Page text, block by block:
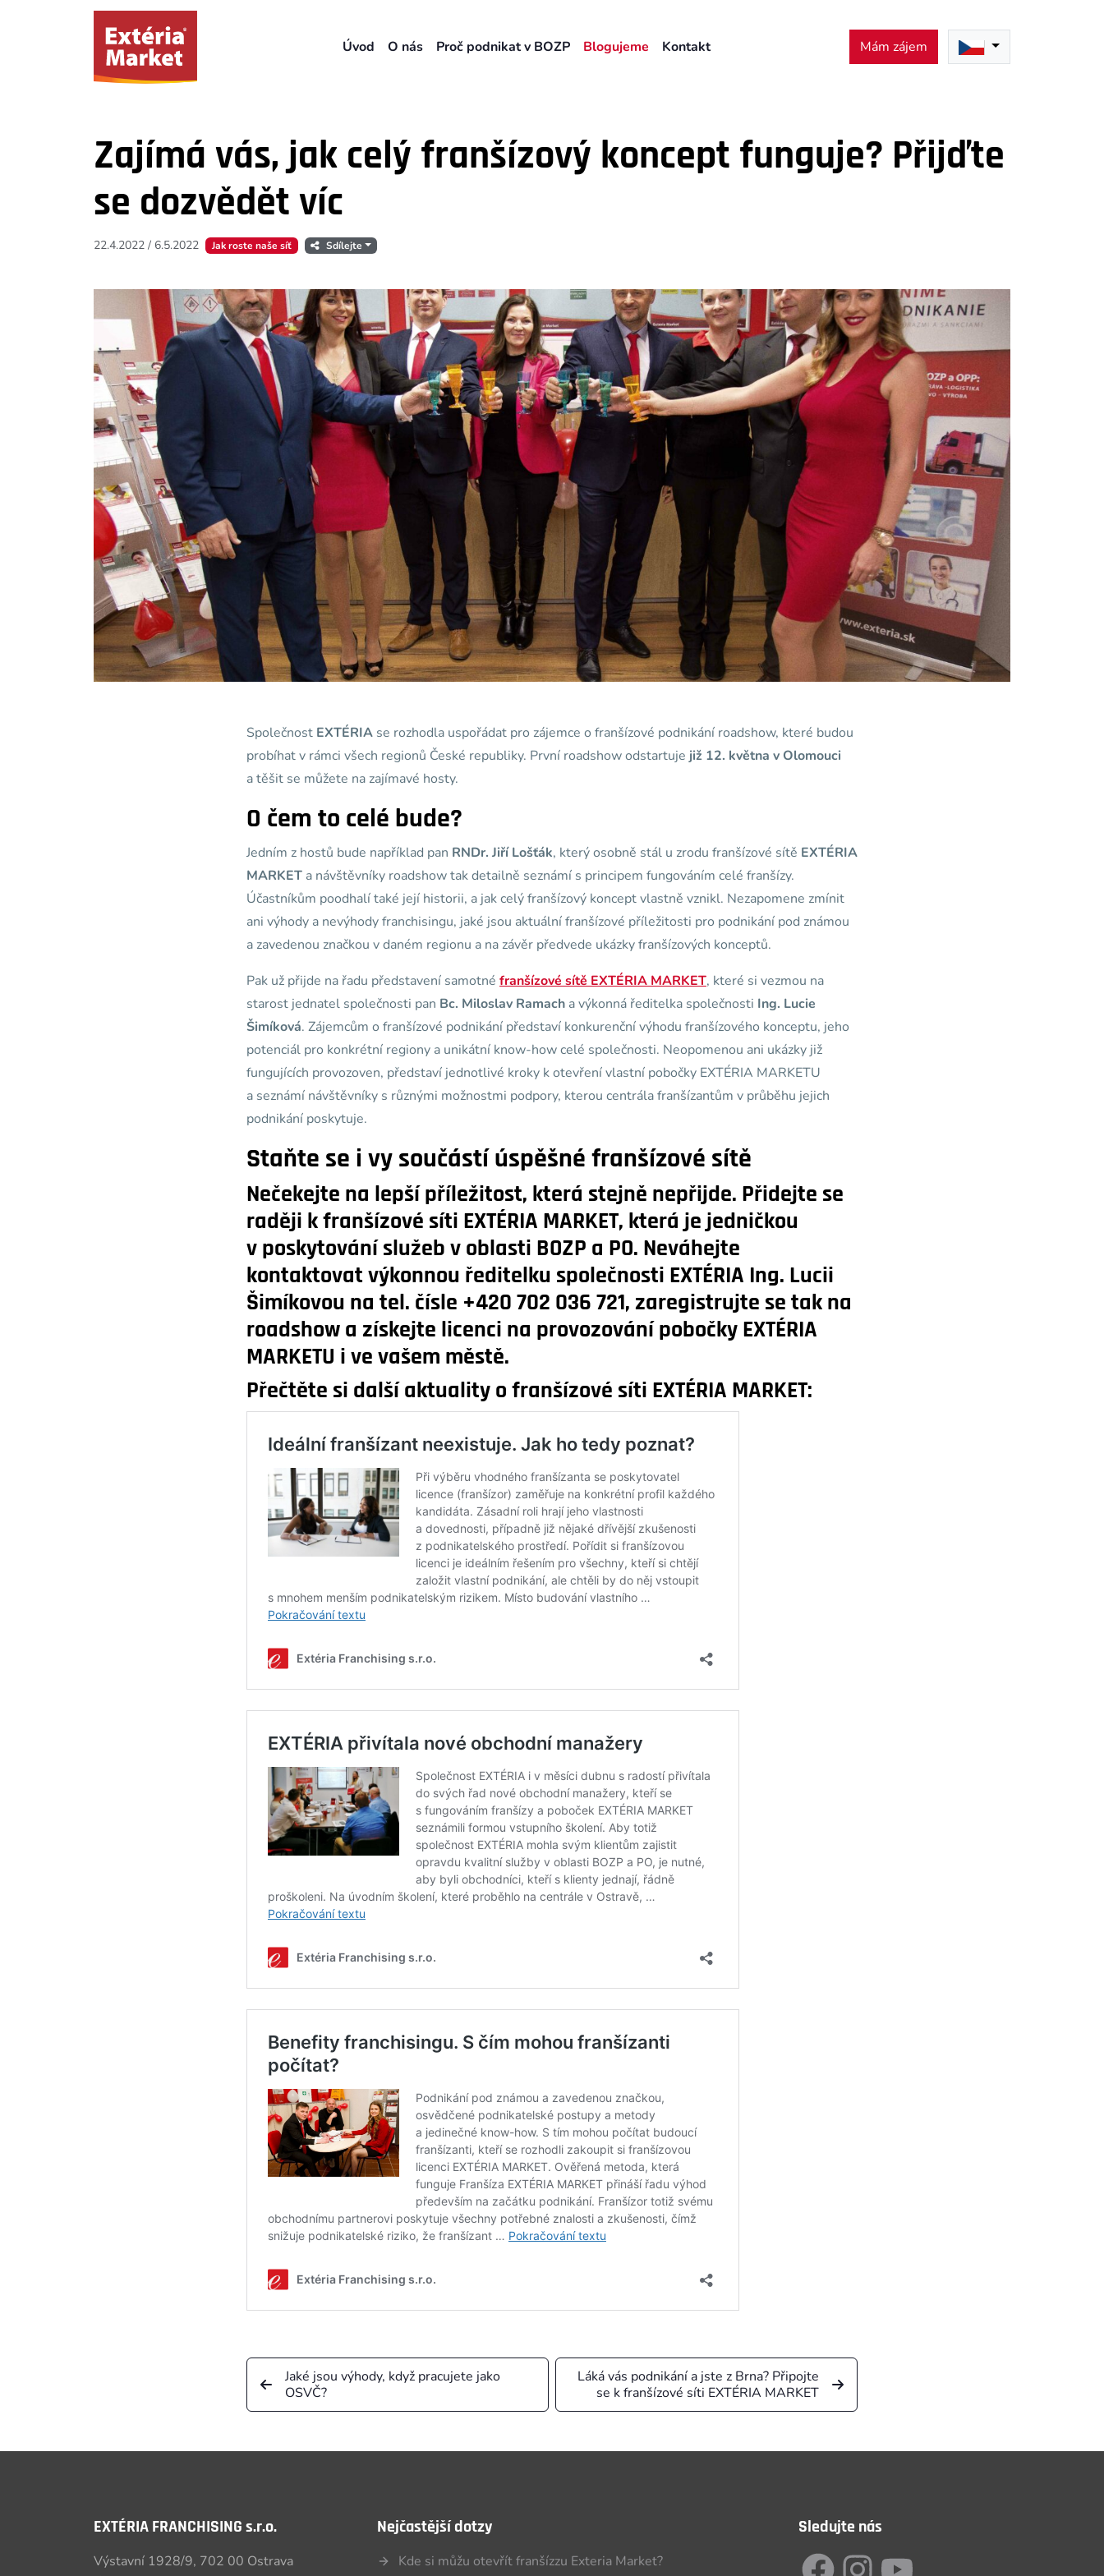
Úvod O nás Proč podnikat v BOZP Blogujeme Kontakt Mám zájem
Zajímá vás, jak celý franšízový koncept funguje? Přijďte
se dozvědět víc
22.4.2022 / 6.5.2022 Jak roste naše síť Sdílejte
Společnost EXTÉRIA se rozhodla uspořádat pro zájemce o franšízové podnikání roadshow, které budou
probíhat v rámci všech regionů České republiky. První roadshow odstartuje již 12. května v Olomouci
a těšit se můžete na zajímavé hosty.
O čem to celé bude?
Jedním z hostů bude například pan RNDr. Jiří Lošťák, který osobně stál u zrodu franšízové sítě EXTÉRIA
MARKET a návštěvníky roadshow tak detailně seznámí s principem fungováním celé franšízy.
Účastníkům poodhalí také její historii, a jak celý franšízový koncept vlastně vznikl. Nezapomene zmínit
ani výhody a nevýhody franchisingu, jaké jsou aktuální franšízové příležitosti pro podnikání pod známou
a zavedenou značkou v daném regionu a na závěr předvede ukázky franšízových konceptů.
Pak už přijde na řadu představení samotné franšízové sítě EXTÉRIA MARKET, které si vezmou na
starost jednatel společnosti pan Bc. Miloslav Ramach a výkonná ředitelka společnosti Ing. Lucie
Šimíková. Zájemcům o franšízové podnikání představí konkurenční výhodu franšízového konceptu, jeho
potenciál pro konkrétní regiony a unikátní know-how celé společnosti. Neopomenou ani ukázky již
fungujících provozoven, představí jednotlivé kroky k otevření vlastní pobočky EXTÉRIA MARKETU
a seznámí návštěvníky s různými možnostmi podpory, kterou centrála franšízantům v průběhu jejich
podnikání poskytuje.
Staňte se i vy součástí úspěšné franšízové sítě
Nečekejte na lepší příležitost, která stejně nepřijde. Přidejte se
raději k franšízové síti EXTÉRIA MARKET, která je jedničkou
v poskytování služeb v oblasti BOZP a PO. Neváhejte
kontaktovat výkonnou ředitelku společnosti EXTÉRIA Ing. Lucii
Šimíkovou na tel. čísle +420 702 036 721, zaregistrujte se tak na
roadshow a získejte licenci na provozování pobočky EXTÉRIA
MARKETU i ve vašem městě.
Přečtěte si další aktuality o franšízové síti EXTÉRIA MARKET:
Jaké jsou výhody, když pracujete jako
OSVČ?
Láká vás podnikání a jste z Brna? Připojte
se k franšízové síti EXTÉRIA MARKET
EXTÉRIA FRANCHISING s.r.o.
Výstavní 1928/9, 702 00 Ostrava
Nejčastější dotzy
Kde si můžu otevřít franšízzu Exteria Market?
Sledujte nás